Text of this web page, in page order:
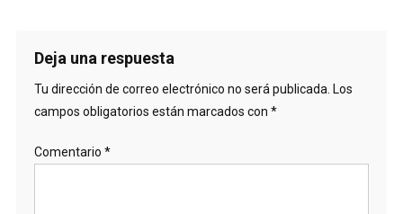
Deja una respuesta
Tu dirección de correo electrónico no será publicada. Los
campos obligatorios están marcados con *
Comentario *